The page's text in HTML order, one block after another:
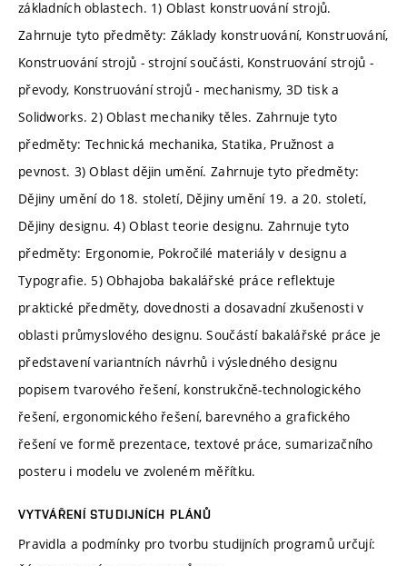
základních oblastech. 1) Oblast konstruování strojů.
Zahrnuje tyto předměty: Základy konstruování, Konstruování,
Konstruování strojů - strojní součásti, Konstruování strojů -
převody, Konstruování strojů - mechanismy, 3D tisk a
Solidworks. 2) Oblast mechaniky těles. Zahrnuje tyto
předměty: Technická mechanika, Statika, Pružnost a
pevnost. 3) Oblast dějin umění. Zahrnuje tyto předměty:
Dějiny umění do 18. století, Dějiny umění 19. a 20. století,
Dějiny designu. 4) Oblast teorie designu. Zahrnuje tyto
předměty: Ergonomie, Pokročilé materiály v designu a
Typografie. 5) Obhajoba bakalářské práce reflektuje
praktické předměty, dovednosti a dosavadní zkušenosti v
oblasti průmyslového designu. Součástí bakalářské práce je
představení variantních návrhů i výsledného designu
popisem tvarového řešení, konstrukčně-technologického
řešení, ergonomického řešení, barevného a grafického
řešení ve formě prezentace, textové práce, sumarizačního
posteru i modelu ve zvoleném měřítku.
VYTVÁŘENÍ STUDIJNÍCH PLÁNŮ
Pravidla a podmínky pro tvorbu studijních programů určují: